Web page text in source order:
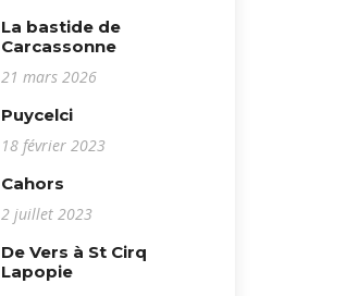
La bastide de
Carcassonne
21 mars 2026
Puycelci
18 février 2023
Cahors
2 juillet 2023
De Vers à St Cirq
Lapopie